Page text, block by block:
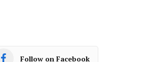
Follow on Facebook